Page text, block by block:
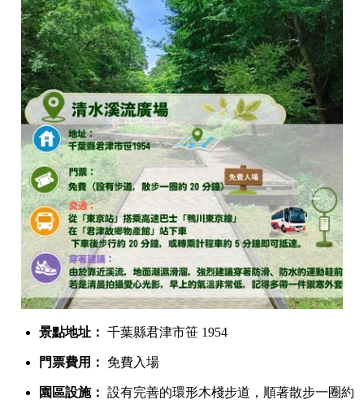
景點地址： 千葉縣君津市笹 1954
門票費用： 免費入場
園區設施： 設有完善的環形木棧步道，順著散步一圈約